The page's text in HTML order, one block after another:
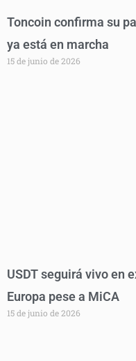
Toncoin confirma su
ya está en marcha
15 de junio de 2026
USDT seguirá vivo en
Europa pese a MiCA
15 de junio de 2026